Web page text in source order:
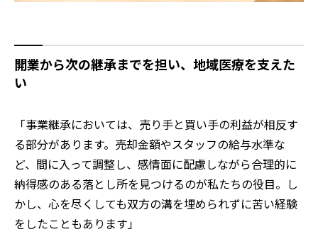
開業から次の継承までを担い、地域医療を支えた
い
「事業継承においては、売り手と買い手の利益が相反す
る部分があります。売却金額やスタッフの給与水準な
ど、間に入って調整し、感情面に配慮しながら合理的に
納得感のある落とし所を見つけるのが私たちの役目。し
かし、心を尽くしても双方の溝を埋められずに苦い経験
をしたこともあります」